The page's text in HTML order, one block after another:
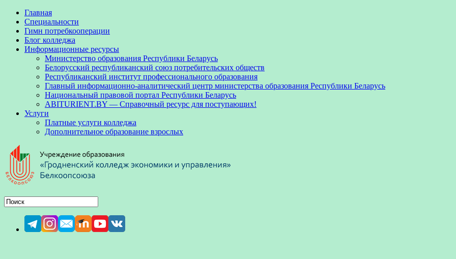
Главная
Специальности
Гимн потребкооперации
Блог колледжа
Информационные ресурсы
Министерство образования Республики Беларусь
Белорусский республиканский союз потребительских обществ
Республиканский институт профессионального образования
Главный информационно-аналитический центр министерства образования Республики Беларусь
Национальный правовой портал Республики Беларусь
ABITURIENT.BY — Справочный ресурс для поступающих!
Услуги
Платные услуги колледжа
Дополнительное образование взрослых